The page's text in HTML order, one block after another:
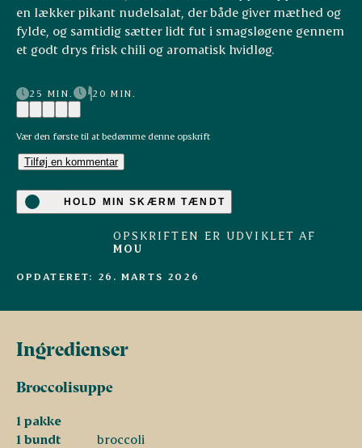
en lækker pikant nudelsalat, der både giver mæthed og
fylde, og samtidig sætter lidt fut i smagsløgene gennem
et godt drys frisk chili og aromatisk hvidløg.
25 MIN. 20 MIN.
Vær den første til at bedømme denne opskrift
Tilføj en kommentar
HOLD MIN SKÆRM TÆNDT
OPSKRIFTEN ER UDVIKLET AF
MOU
OPDATERET: 26. MARTS 2026
Ingredienser
Broccolisuppe
1 pakke
1 bundt
broccoli